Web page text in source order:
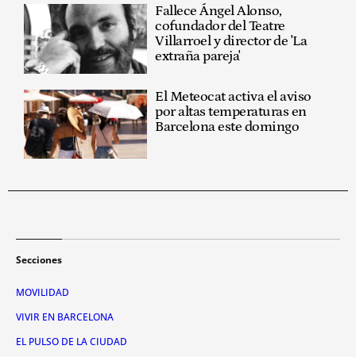
Fallece Ángel Alonso,
cofundador del Teatre
Villarroel y director de 'La
extraña pareja'
El Meteocat activa el aviso
por altas temperaturas en
Barcelona este domingo
Secciones
MOVILIDAD
VIVIR EN BARCELONA
EL PULSO DE LA CIUDAD